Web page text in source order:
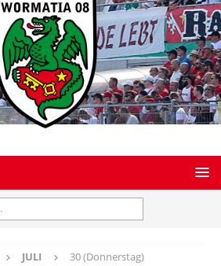
JULI 30 (Donnerstag)